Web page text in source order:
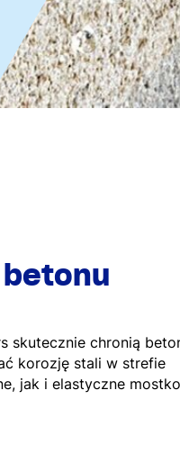
skutecznie chronią
korozję stali w strefie
jak i elastyczne